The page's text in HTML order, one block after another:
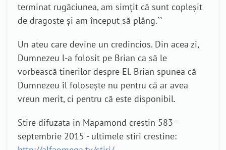
terminat rugăciunea, am simțit că sunt copleșit
de dragoste și am început să plâng.``
Un ateu care devine un credincios. Din acea zi,
Dumnezeu l-a folosit pe Brian ca să le
vorbească tinerilor despre El. Brian spunea că
Dumnezeu îl folosește nu pentru că ar avea
vreun merit, ci pentru că este disponibil.
Stire difuzata in Mapamond crestin 583 -
septembrie 2015 - ultimele stiri crestine: